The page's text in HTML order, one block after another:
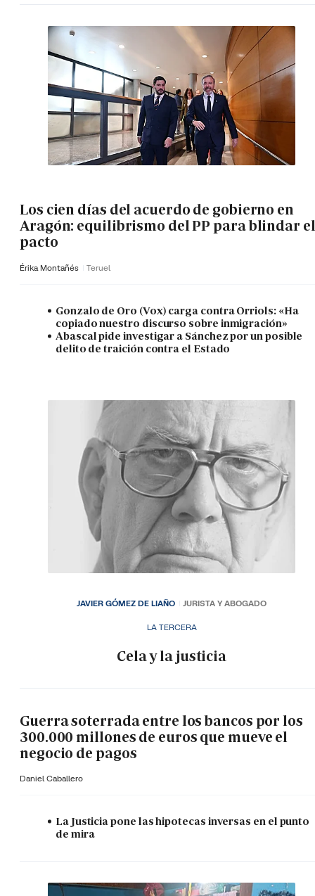
Los cien días del acuerdo de gobierno en
Aragón: equilibrismo del PP para blindar el
pacto
Érika Montañés Teruel
Gonzalo de Oro (Vox) carga contra Orriols: «Ha
copiado nuestro discurso sobre inmigración»
Abascal pide investigar a Sánchez por un posible
delito de traición contra el Estado
LA TERCERA
Cela y la justicia
JAVIER GÓMEZ DE LIAÑO JURISTA Y ABOGADO
Guerra soterrada entre los bancos por los
300.000 millones de euros que mueve el
negocio de pagos
Daniel Caballero
La Justicia pone las hipotecas inversas en el punto
de mira